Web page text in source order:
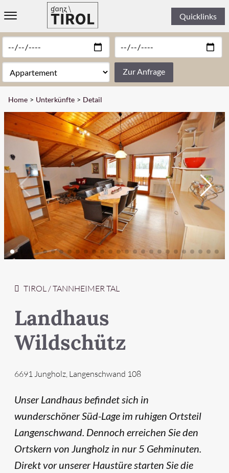
Quicklinks
Zur Anfrage
WILLKOMMEN
UNTERKÜNFTE
» ALLE UNTERKÜNFTE
» HOTELS
» FERIENWOHNUNGEN
» CHALETS & LODGES
» PENSIONEN
THEMEN
REGIONEN
ERLEBEN
INFORMATION & KONTAKT
Schnellanfrage
Highlights
Unterkünfte Wellness
Urlaub mit Hund
Home Unterkünfte Detail
TIROL / TANNHEIMER TAL
Landhaus
Wildschütz
6691 Jungholz, Langenschwand 108
Unser Landhaus befindet sich in
wunderschöner Süd-Lage im ruhigen Ortsteil
Langenschwand. Dennoch erreichen Sie den
Ortskern von Jungholz in nur 5 Gehminuten.
Direkt vor unserer Haustüre starten Sie die